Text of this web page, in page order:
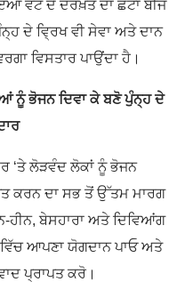
ਵਟ ਦੇ ਦਰਖ਼ਤ ਦਾ ਛੋਟਾ ਬੀਜ
ਦੇ ਵ੍ਰਿਖ ਵੀ ਸੇਵਾ ਅਤੇ ਦਾਨ
ਵਿਸਤਾਰ ਪਾਉਂਦਾ ਹੈ।
ਨੂੰ ਭੋਜਨ ਦਿਵਾ ਕੇ ਬਣੋ ਪੁੰਨ੍ਹ ਦੇ
‘ਤੇ ਲੋੜਵੰਦ ਲੋਕਾਂ ਨੂੰ ਭੋਜਨ
ਕਰਨ ਦਾ ਸਭ ਤੋਂ ਉੱਤਮ ਮਾਰਗ
ਹੀਨ, ਬੇਸਹਾਰਾ ਅਤੇ ਦਿਵਿਆਂਗ
ਆਪਣਾ ਯੋਗਦਾਨ ਪਾਓ ਅਤੇ
ਪ੍ਰਾਪਤ ਕਰੋ।